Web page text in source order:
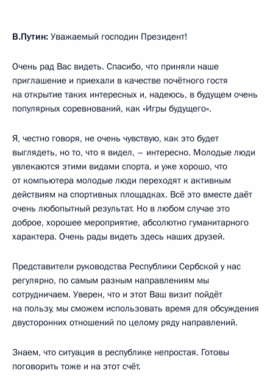
В.Путин: Уважаемый господин Президент!
Очень рад Вас видеть. Спасибо, что приняли наше
приглашение и приехали в качестве почётного гостя
на открытие таких интересных и, надеюсь, в будущем очень
популярных соревнований, как «Игры будущего».
Я, честно говоря, не очень чувствую, как это будет
выглядеть, но то, что я видел, – интересно. Молодые люди
увлекаются этими видами спорта, и уже хорошо, что
от компьютера молодые люди переходят к активным
действиям на спортивных площадках. Всё это вместе даёт
очень любопытный результат. Но в любом случае это
доброе, хорошее мероприятие, абсолютно гуманитарного
характера. Очень рады видеть здесь наших друзей.
Представители руководства Республики Сербской у нас
регулярно, по самым разным направлениям мы
сотрудничаем. Уверен, что и этот Ваш визит пойдёт
на пользу, мы сможем использовать время для обсуждения
двусторонних отношений по целому ряду направлений.
Знаем, что ситуация в республике непростая. Готовы
поговорить тоже и на этот счёт.